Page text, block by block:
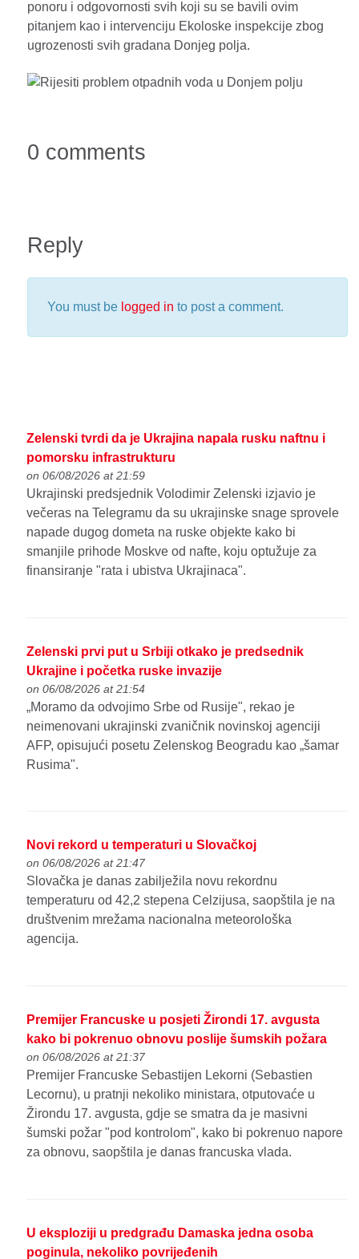
ponoru i odgovornosti svih koji su se bavili ovim
pitanjem kao i intervenciju Ekoloske inspekcije zbog
ugrozenosti svih gradana Donjeg polja.
0 comments
Reply
You must be logged in to post a comment.
Zelenski tvrdi da je Ukrajina napala rusku naftnu i
pomorsku infrastrukturu
on 06/08/2026 at 21:59
Ukrajinski predsjednik Volodimir Zelenski izjavio je
večeras na Telegramu da su ukrajinske snage sprovele
napade dugog dometa na ruske objekte kako bi
smanjile prihode Moskve od nafte, koju optužuje za
finansiranje "rata i ubistva Ukrajinaca".
Zelenski prvi put u Srbiji otkako je predsednik
Ukrajine i početka ruske invazije
on 06/08/2026 at 21:54
„Moramo da odvojimo Srbe od Rusije", rekao je
neimenovani ukrajinski zvaničnik novinskoj agenciji
AFP, opisujući posetu Zelenskog Beogradu kao „šamar
Rusima".
Novi rekord u temperaturi u Slovačkoj
on 06/08/2026 at 21:47
Slovačka je danas zabilježila novu rekordnu
temperaturu od 42,2 stepena Celzijusa, saopštila je na
društvenim mrežama nacionalna meteorološka
agencija.
Premijer Francuske u posjeti Žirondi 17. avgusta
kako bi pokrenuo obnovu poslije šumskih požara
on 06/08/2026 at 21:37
Premijer Francuske Sebastijen Lekorni (Sebastien
Lecornu), u pratnji nekoliko ministara, otputovaće u
Žirondu 17. avgusta, gdje se smatra da je masivni
šumski požar "pod kontrolom", kako bi pokrenuo napore
za obnovu, saopštila je danas francuska vlada.
U eksploziji u predgrađu Damaska jedna osoba
poginula, nekoliko povrijeđenih